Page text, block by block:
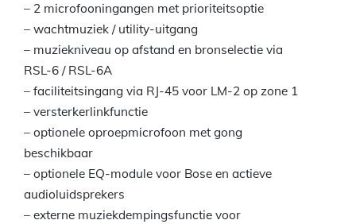
– 2 microfooningangen met prioriteitsoptie
– wachtmuziek / utility-uitgang
– muziekniveau op afstand en bronselectie via
RSL-6 / RSL-6A
– faciliteitsingang via RJ-45 voor LM-2 op zone 1
– versterkerlinkfunctie
– optionele oproepmicrofoon met gong
beschikbaar
– optionele EQ-module voor Bose en actieve
audioluidsprekers
– externe muziekdempingsfunctie voor